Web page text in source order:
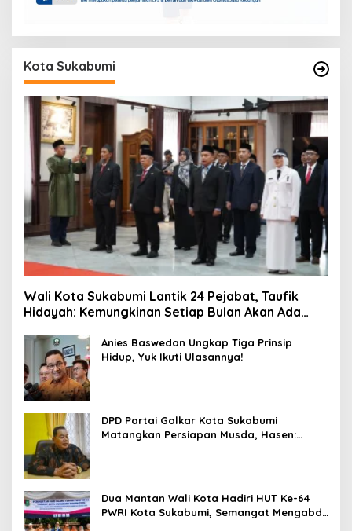
Kota Sukabumi
Wali Kota Sukabumi Lantik 24 Pejabat, Taufik
Hidayah: Kemungkinan Setiap Bulan Akan Ada
Anies Baswedan Ungkap Tiga Prinsip
Hidup, Yuk Ikuti Ulasannya!
DPD Partai Golkar Kota Sukabumi
Matangkan Persiapan Musda, Hasen:
Dua Mantan Wali Kota Hadiri HUT Ke-64
PWRI Kota Sukabumi, Semangat Mengabdi